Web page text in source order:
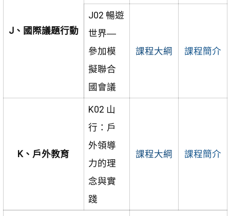
J、國際議題行動
J02 暢遊
世界―
參加模
擬聯合
國會議
課程大綱 課程簡介
K、戶外教育
K02 山
行：戶
外領導
力的理
念與實
踐
課程大綱 課程簡介